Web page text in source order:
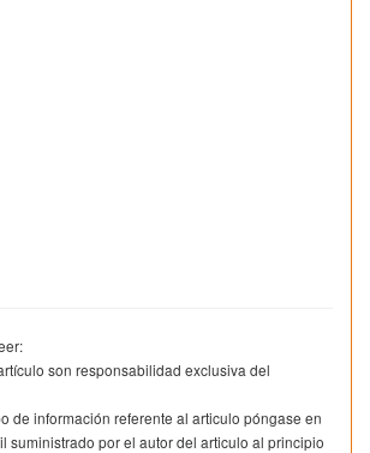
son responsabilidad exclusiva del
de información referente al articulo póngase en
suministrado por el autor del articulo al principio